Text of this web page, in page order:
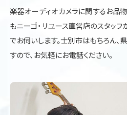
楽器オーディオカメラに関するお品
もニーゴ・リユース直営店のスタッ
でお伺いします。士別市はもちろん、
すので、お気軽にお電話ください。